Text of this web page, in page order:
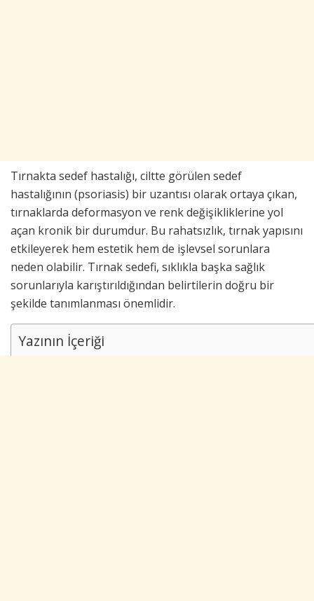
Tırnakta sedef hastalığı, ciltte görülen sedef
hastalığının (psoriasis) bir uzantısı olarak ortaya çıkan,
tırnaklarda deformasyon ve renk değişikliklerine yol
açan kronik bir durumdur. Bu rahatsızlık, tırnak yapısını
etkileyerek hem estetik hem de işlevsel sorunlara
neden olabilir. Tırnak sedefi, sıklıkla başka sağlık
sorunlarıyla karıştırıldığından belirtilerin doğru bir
şekilde tanımlanması önemlidir.
Yazının İçeriği